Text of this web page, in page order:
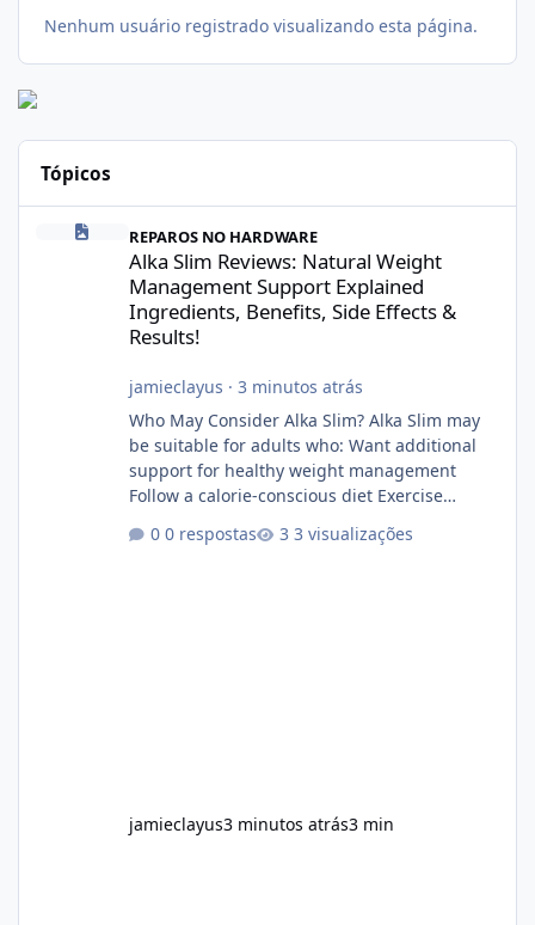
Nenhum usuário registrado visualizando esta página.
Tópicos
Alka Slim Reviews: Natural Weight Management Support
REPAROS NO HARDWARE
Alka Slim Reviews: Natural Weight
Management Support Explained
Ingredients, Benefits, Side Effects &
Results!
jamieclayus · 3 minutos atrás
Who May Consider Alka Slim? Alka Slim may
be suitable for adults who: Want additional
support for healthy weight management
Follow a calorie-conscious diet Exercise
plant-based ingredients Want to complement
0 respostas 3 visualizações
jamieclayus3 minutos atrás3 min